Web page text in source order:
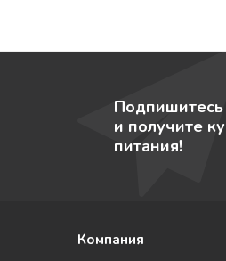
и получите
питания!
Компания